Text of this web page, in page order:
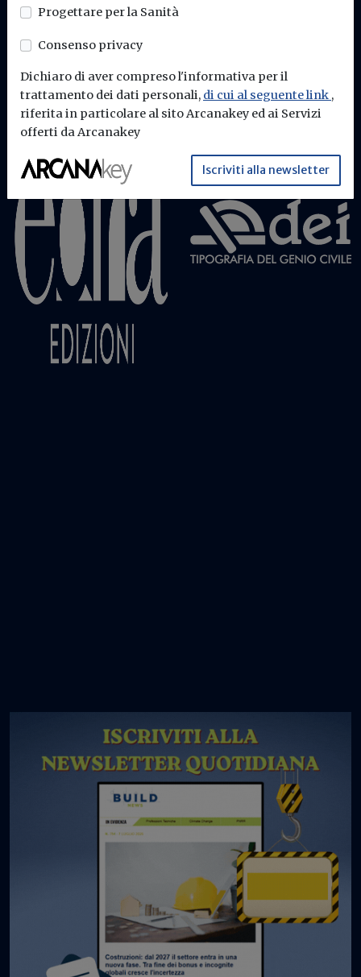
Chi siamo
Progettare per la Sanità
Consenso privacy
Dichiaro di aver compreso l'informativa per il
trattamento dei dati personali, di cui al seguente link ,
riferita in particolare al sito Arcanakey ed ai Servizi
offerti da Arcanakey
Iscriviti alla newsletter